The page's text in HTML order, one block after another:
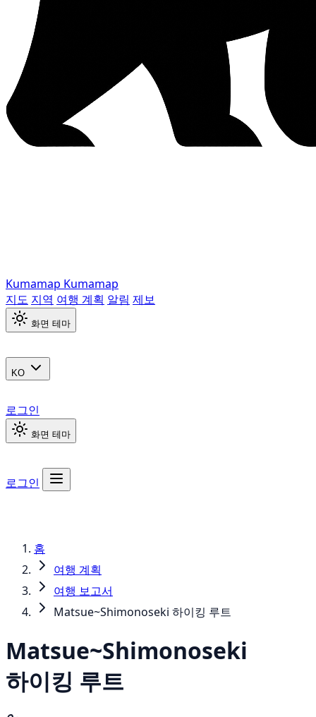
Kumamap Kumamap
지도 지역 여행 계획 알림 제보
화면 테마
KO
로그인
화면 테마
로그인
홈
여행 계획
여행 보고서
Matsue~Shimonoseki 하이킹 루트
Matsue~Shimonoseki
하이킹 루트